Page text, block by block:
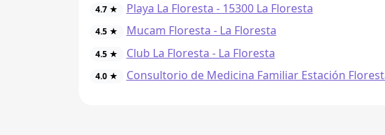
4.7 ★ Playa La Floresta - 15300 La Floresta
4.5 ★ Mucam Floresta - La Floresta
4.5 ★ Club La Floresta - La Floresta
4.0 ★ Consultorio de Medicina Familiar Estación